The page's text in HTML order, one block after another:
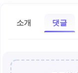
소개 댓글